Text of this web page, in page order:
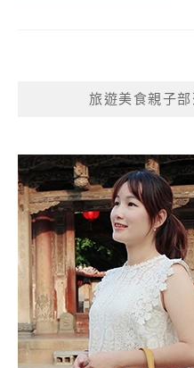
旅遊美食親子